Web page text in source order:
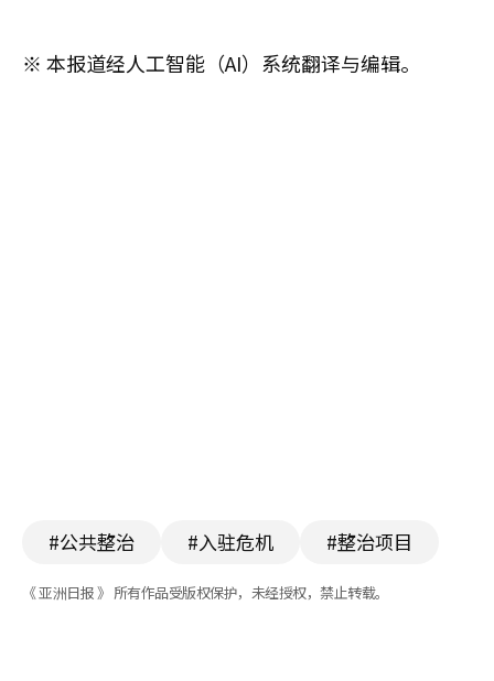
※ 本报道经人工智能（AI）系统翻译与编辑。
#公共整治 #入驻危机 #整治项目
《 亚洲日报 》 所有作品受版权保护，未经授权，禁止转载。